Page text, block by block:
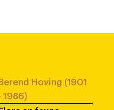
Berend Hoving (1901
1986)